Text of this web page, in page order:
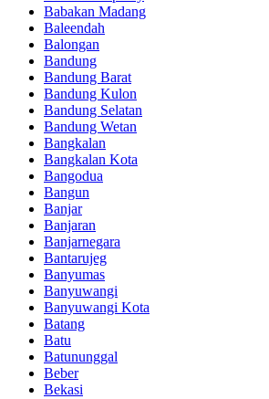
Babakan Madang
Baleendah
Balongan
Bandung
Bandung Barat
Bandung Kulon
Bandung Selatan
Bandung Wetan
Bangkalan
Bangkalan Kota
Bangodua
Bangun
Banjar
Banjaran
Banjarnegara
Bantarujeg
Banyumas
Banyuwangi
Banyuwangi Kota
Batang
Batu
Batununggal
Beber
Bekasi